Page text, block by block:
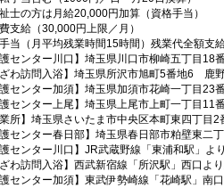
士の方は月給20,000円加算（資格手当）
支給（30,000円上限／月）
当（月平均残業時間15時間）残業代全額支
護センター川口】埼玉県川口市柳崎五丁目
ざわ訪問入浴】埼玉県所沢市旭町5番地6 鹿
護センター加須】埼玉県加須市花崎一丁目23
護センター上尾】埼玉県上尾市上町一丁目11
業所】埼玉県さいたま市中央区本町東四丁
護センター春日部】埼玉県春日部市粕壁東
護センター川口】JR武蔵野線「東浦和駅」よ
ざわ訪問入浴】西武新宿線「所沢駅」西口よ
護センター加須】東武伊勢崎線「花崎駅」南